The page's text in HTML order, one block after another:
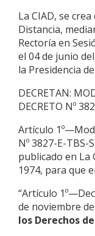
La CIAD, se
Distancia,
Rectoría en
el 04 de junio
la Presidencia
DECRETAN:
DECRETO Nº
Artículo
Nº 3827-E-TBS-
publicado en La
1974, para que
“Artículo
de noviembre
los Derechos